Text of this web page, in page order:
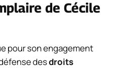
de Cécile
pour son engagement
desdroits